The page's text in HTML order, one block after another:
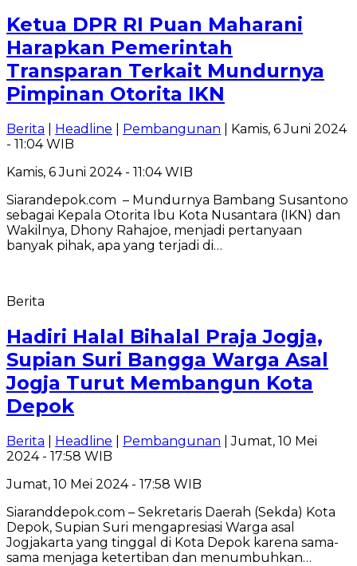
Ketua DPR RI Puan Maharani
Harapkan Pemerintah
Transparan Terkait Mundurnya
Pimpinan Otorita IKN
Berita Headline Pembangunan | Kamis, 6 Juni 2024
- 11:04 WIB
Kamis, 6 Juni 2024 - 11:04 WIB
Siarandepok.com – Mundurnya Bambang Susantono
sebagai Kepala Otorita Ibu Kota Nusantara (IKN) dan
Wakilnya, Dhony Rahajoe, menjadi pertanyaan
banyak pihak, apa yang terjadi di…
Berita
Hadiri Halal Bihalal Praja Jogja,
Supian Suri Bangga Warga Asal
Jogja Turut Membangun Kota
Depok
Berita Headline Pembangunan | Jumat, 10 Mei
2024 - 17:58 WIB
Jumat, 10 Mei 2024 - 17:58 WIB
Siaranddepok.com – Sekretaris Daerah (Sekda) Kota
Depok, Supian Suri mengapresiasi Warga asal
Jogjakarta yang tinggal di Kota Depok karena sama-
sama menjaga ketertiban dan menumbuhkan…